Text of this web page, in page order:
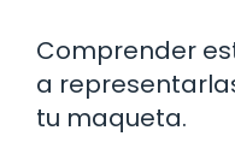
Comprender
a
tu maqueta.